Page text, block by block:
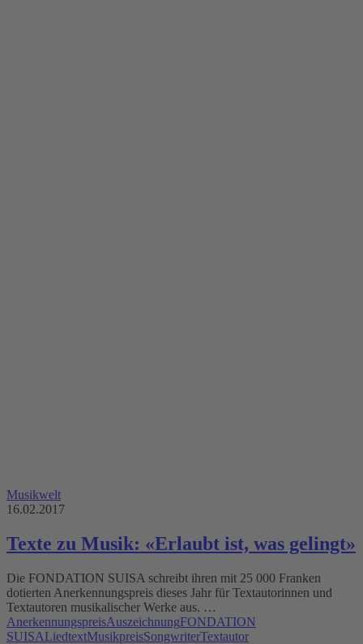
Musikwelt
16.02.2017
Texte zu Musik: «Erlaubt ist, was gelingt»
Die FONDATION SUISA schreibt ihren mit 25 000 Franken
dotierten Anerkennungspreis dieses Jahr für Textautorinnen und
Textautoren musikalischer Werke aus. …
AnerkennungspreisAuszeichnungFONDATION
SUISALiedtextMusikpreisSongwriterTextautor